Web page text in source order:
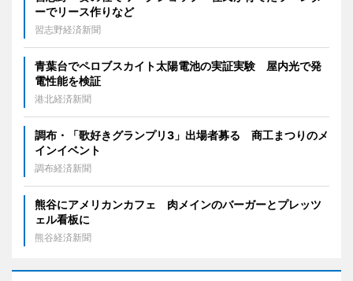
ーでリース作りなど
習志野経済新聞
青葉台でペロブスカイト太陽電池の実証実験 屋内光で発
電性能を検証
港北経済新聞
調布・「歌好きグランプリ3」出場者募る 商工まつりのメ
インイベント
調布経済新聞
熊谷にアメリカンカフェ 肉メインのバーガーとプレッツ
ェル看板に
熊谷経済新聞